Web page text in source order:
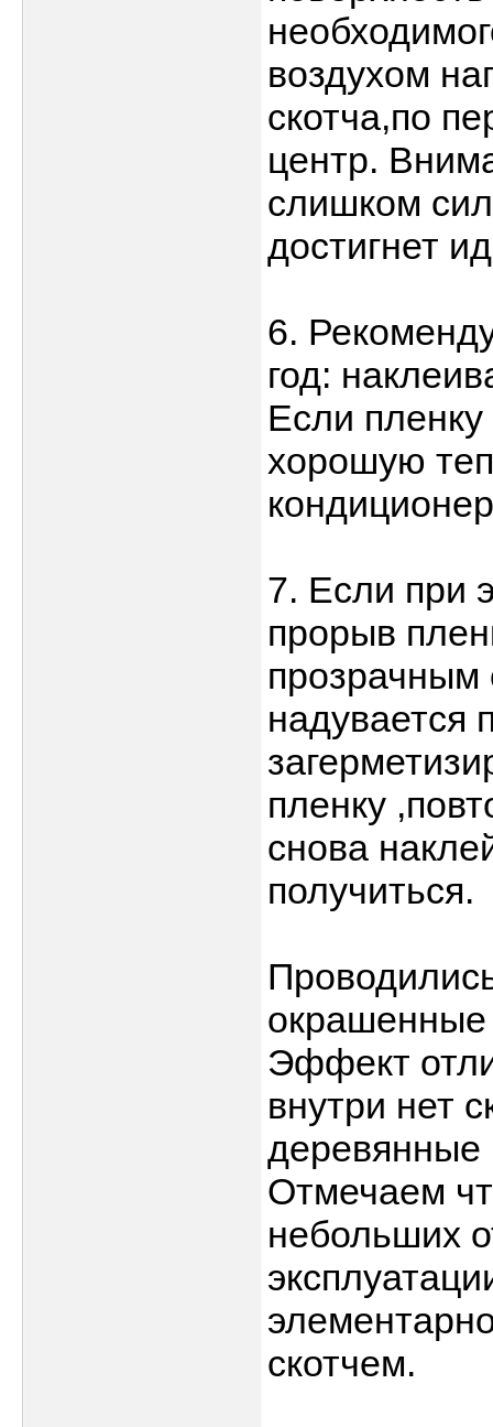
воздухом
скотча,по
центр.
слишком
достигнет
6.
год:
Если
хорошую
7. Если при
прорыв
прозрачным
надувается
пленку
снова
получиться.
окрашенные
Эффект
внутри нет
деревянные
Отмечаем
небольших
скотчем.